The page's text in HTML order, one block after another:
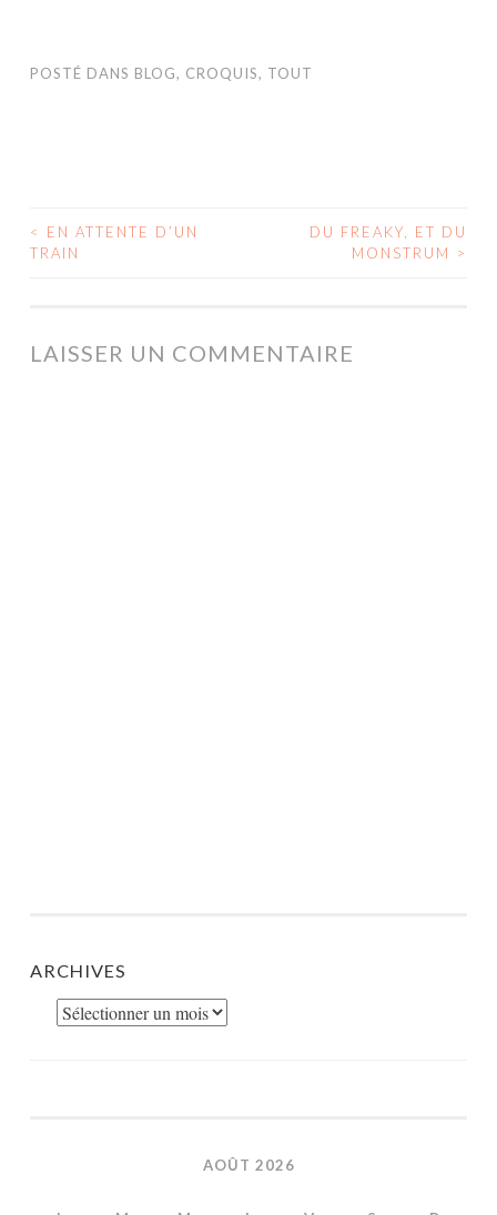
POSTÉ DANS BLOG, CROQUIS, TOUT
NAVIGATION
ARTICLES
<
EN ATTENTE D’UN
TRAIN
DU FREAKY, ET DU
MONSTRUM
>
LAISSER UN COMMENTAIRE
ARCHIVES
Archives
AOÛT 2026